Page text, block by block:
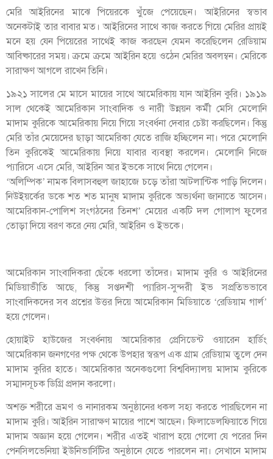
মেরি আইরিনের মাঝে পিয়েরকে খুঁজে পেয়েছেন। আইরিনের স্বভাব
অনেকটাই তার বাবার মত। আইরিনের সাথে কাজ করতে গিয়ে মেরির প্রায়ই
মনে হয় যেন পিয়েরের সাথেই কাজ করছেন যেমন করেছিলেন রেডিয়াম
আবিষ্কারের সময়। ক্রমে ক্রমে আইরিন হয়ে ওঠেন মেরির অবলম্বন। মেরিকে
সারাক্ষণ আগলে রাখেন তিনি।
১৯২১ সালের মে মাসে মায়ের সাথে আমেরিকায় যান আইরিন কুরি। ১৯১৯
সাল থেকেই আমেরিকান সাংবাদিক ও নারী উন্নয়ন কর্মী মেসি মেলোনি
মাদাম কুরিকে আমেরিকায় নিয়ে গিয়ে সংবর্ধনা দেবার চেষ্টা করছিলেন। কিন্তু
মেরি তাঁর মেয়েদের ছাড়া আমেরিকা যেতে রাজি হচ্ছিলেন না। পরে মেলোনি
তিন কুরিকেই আমেরিকায় নিয়ে যাবার ব্যবস্থা করলেন। মেলোনি নিজে
প্যারিসে এসে মেরি, আইরিন আর ইভকে সাথে নিয়ে গেলেন।
‘অলিম্পিক’ নামক বিলাসবহুল জাহাজে চড়ে তাঁরা আটলান্টিক পাড়ি দিলেন।
নিউইয়র্কের ডকে শত শত মানুষ মাদাম কুরিকে অভ্যর্থনা জানাতে আসেন।
আমেরিকান-পোলিশ সংগঠনের তিনশ’ মেয়ের একটি দল গোলাপ ফুলের
তোড়া দিয়ে বরণ করে নেয় মেরি, আইরিন ও ইভকে।
আমেরিকান সাংবাদিকরা ছেঁকে ধরলো তাঁদের। মাদাম কুরি ও আইরিনের
মিডিয়াভীতি আছে, কিন্তু সপ্তদশী প্যারিস-সুন্দরী ইভ সপ্রতিভভাবে
সাংবাদিকদের সব প্রশ্নের উত্তর দিয়ে আমেরিকান মিডিয়াতে ‘রেডিয়াম গার্ল’
হয়ে গেলেন।
হোয়াইট হাউজের সংবর্ধনায় আমেরিকার প্রেসিডেন্ট ওয়ারেন হার্ডিং
আমেরিকান জনগণের পক্ষ থেকে উপহার স্বরূপ এক গ্রাম রেডিয়াম তুলে দেন
মাদাম কুরির হাতে। আমেরিকার অনেকগুলো বিশ্ববিদ্যালয় মাদাম কুরিকে
সম্মানসূচক ডিগ্রি প্রদান করলো।
অশক্ত শরীরে ভ্রমণ ও নানারকম অনুষ্ঠানের ধকল সহ্য করতে পারছিলেন না
মাদাম কুরি। আইরিন সারাক্ষণ মায়ের পাশে আছেন। ফিলাডেলফিয়াতে গিয়ে
মাদাম অজ্ঞান হয়ে গেলেন। শরীর এতই খারাপ হয়ে গেলো যে পরের দিন
পেনসিলভেনিয়া ইউনিভার্সিটির অনুষ্ঠানে যেতে পারলেন না। সেখানে মাদাম